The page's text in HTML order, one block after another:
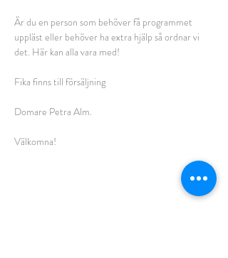
Är du en person som behöver få programmet
uppläst eller behöver ha extra hjälp så ordnar vi
det. Här kan alla vara med!
Fika finns till försäljning
Domare Petra Alm.
Välkomna!